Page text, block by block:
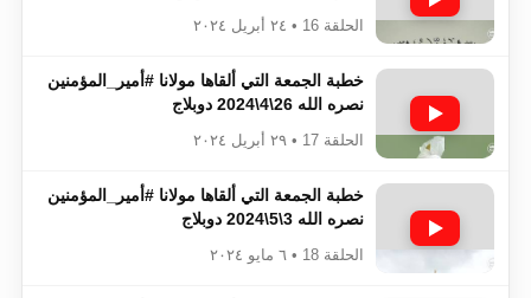
الحلقة 16 • ٢٤ أبريل ٢٠٢٤
خطبة الجمعة التي ألقاها مولانا #أمير_المؤمنين​​​​​​
نصره الله 26\4\2024 دوبلاج
الحلقة 17 • ٢٩ أبريل ٢٠٢٤
خطبة الجمعة التي ألقاها مولانا #أمير_المؤمنين​​​​​​
نصره الله 3\5\2024 دوبلاج
الحلقة 18 • ٦ مايو ٢٠٢٤